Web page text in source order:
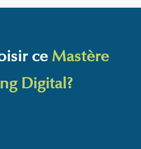
ce Mastère
Digital?